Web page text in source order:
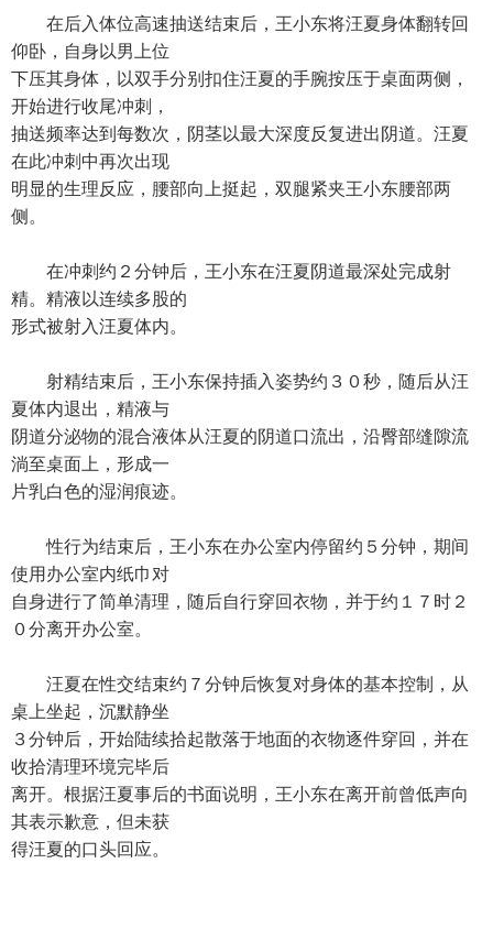
在后入体位高速抽送结束后，王小东将汪夏身体翻转回
仰卧，自身以男上位
下压其身体，以双手分别扣住汪夏的手腕按压于桌面两侧，
开始进行收尾冲刺，
抽送频率达到每数次，阴茎以最大深度反复进出阴道。汪夏
在此冲刺中再次出现
明显的生理反应，腰部向上挺起，双腿紧夹王小东腰部两
侧。
在冲刺约２分钟后，王小东在汪夏阴道最深处完成射
精。精液以连续多股的
形式被射入汪夏体内。
射精结束后，王小东保持插入姿势约３０秒，随后从汪
夏体内退出，精液与
阴道分泌物的混合液体从汪夏的阴道口流出，沿臀部缝隙流
淌至桌面上，形成一
片乳白色的湿润痕迹。
性行为结束后，王小东在办公室内停留约５分钟，期间
使用办公室内纸巾对
自身进行了简单清理，随后自行穿回衣物，并于约１７时２
０分离开办公室。
汪夏在性交结束约７分钟后恢复对身体的基本控制，从
桌上坐起，沉默静坐
３分钟后，开始陆续拾起散落于地面的衣物逐件穿回，并在
收拾清理环境完毕后
离开。根据汪夏事后的书面说明，王小东在离开前曾低声向
其表示歉意，但未获
得汪夏的口头回应。